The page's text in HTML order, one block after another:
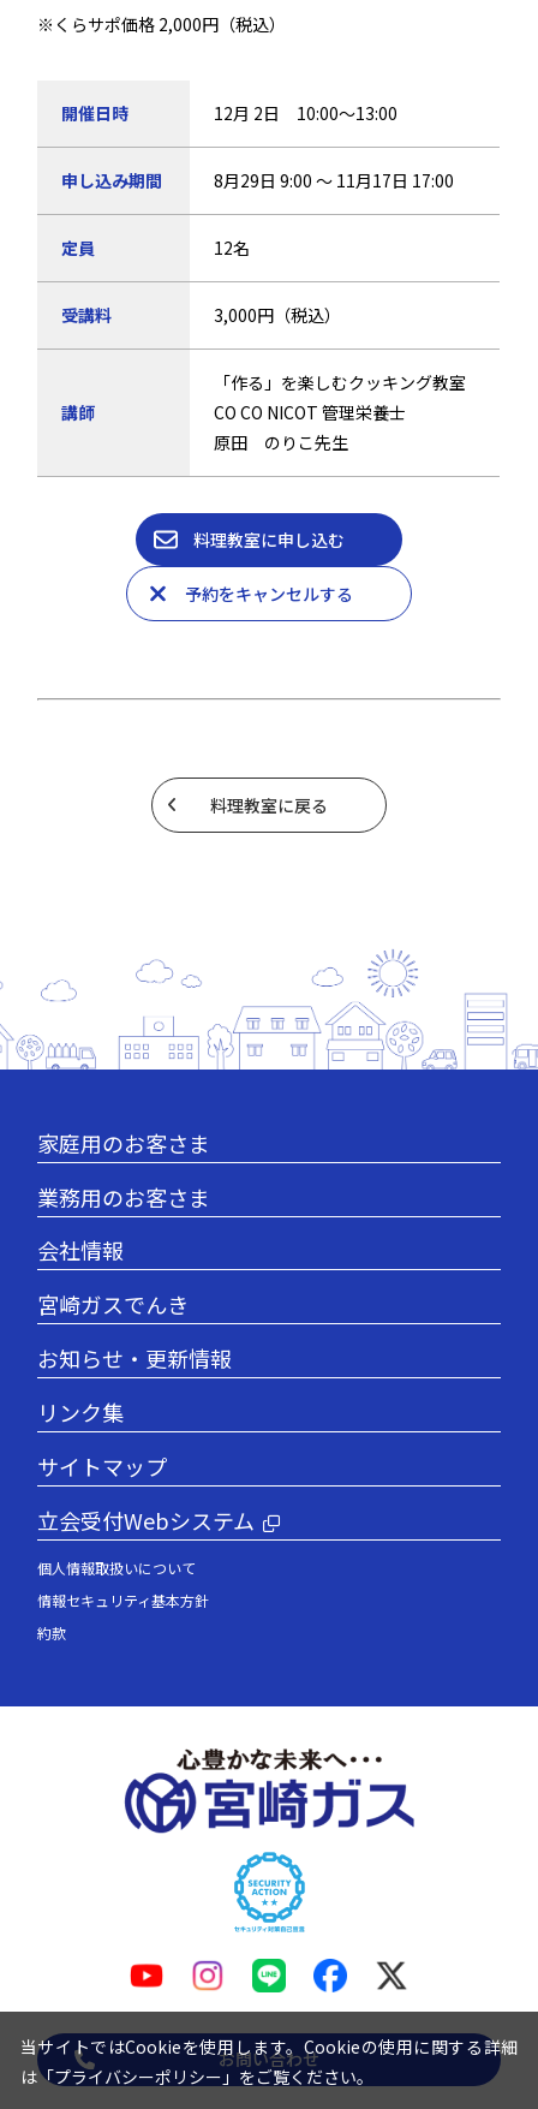
当サイトではCookieを使用します。Cookieの使用に関する詳細
は「プライバシーポリシー 」をご覧ください。
※くらサポ価格 2,000円（税込）
開催日時 12月 2日 10:00～13:00
申し込み期間 8月29日 9:00 ～ 11月17日 17:00
定員 12名
受講料 3,000円（税込）
講師
「作る」を楽しむクッキング教室
CO CO NICOT 管理栄養士
原田 のりこ先生
料理教室に申し込む
予約をキャンセルする
料理教室に戻る
家庭用のお客さま
業務用のお客さま
会社情報
宮崎ガスでんき
お知らせ・更新情報
リンク集
サイトマップ
立会受付Webシステム
個人情報取扱いについて
情報セキュリティ基本方針
約款
お問い合わせ